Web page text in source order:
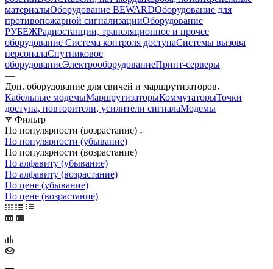
материалыОборудование BEWARDОборудование для
противопожарной сигнализацииОборудование
РУБЕЖРадиостанции, трансляционное и прочее
оборудование Система контроля доступаСистемы вызова
персоналаСпутниковое
оборудованиеЭлектрооборудованиеПринт-серверы
—
Доп. оборудование для свичей и маршрутизаторов
Кабельные модемыМаршрутизаторыКоммутаторыТочки
доступа, повторители, усилители сигналаМодемы
Фильтр
По популярности (возрастание)
По популярности (убывание)
По популярности (возрастание)
По алфавиту (убывание)
По алфавиту (возрастание)
По цене (убывание)
По цене (возрастание)